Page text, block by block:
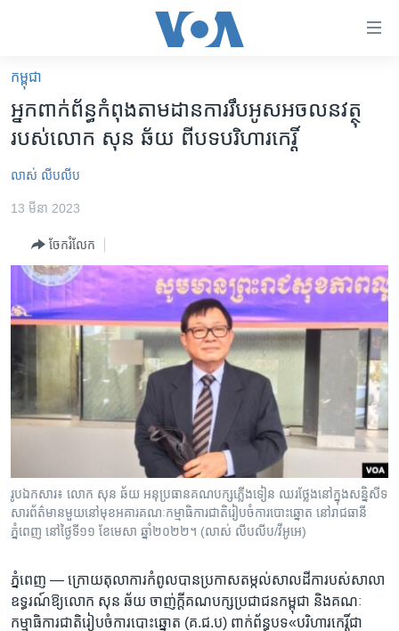
គេហទំព័រ​
ទាក់ទង
រំលង​
និង​
ទំព័រ​
និង​
រចនា
សម្ព័ន្ធ​
ទៅ​
កាន់​
ស្វែង​
កម្ពុជា
អន្តរជាតិ
កម្ពុជាច្នៃប្រតិដ្ឋ
ព្រឹត្តិការណ៍ព័ត៌មាន
ទូរទស្សន៍ / វីដេអូ​
វិទ្យុ / ផតខាសថ៍
កម្មវិធីទាំងអស់
Khmer English
បណ្តាញ​សង្គម
កម្ពុជា
អ្នកពាក់ព័ន្ធ​កំពុង​តាមដាន​​​​ការរឹបអូស​អចលនវត្ថុ​
របស់​លោក សុន ឆ័យ ពី​បទ​បរិហារកេរ្តិ៍
លាស់ លីបលីប
13 មីនា 2023
ចែករំលែក
រូបឯកសារ៖ លោក សុន ឆ័យ អនុប្រធានគណបក្សភ្លើងទៀន ឈរថ្លែងនៅ​ក្នុង​សន្និសីទ
សារព័ត៌មានមួយ​នៅមុខអគារគណៈកម្មាធិការជាតិ​រៀបចំការបោះឆ្នោត នៅរាជធានី
ភ្នំពេញ នៅថ្ងៃទី១១ ខែមេសា ឆ្នាំ២០២២។ (លាស់ លីបលីប/វីអូអេ)
ភ្នំពេញ — ក្រោយតុលាការ​កំពូល​បាន​ប្រកាស​តម្កល់សាល​ដីកា​របស់​សាលា​
ឧទ្ធរណ៍ឱ្យ​លោក សុន ឆ័យ ​ចាញ់​ក្តីគណ​បក្ស​ប្រជា​ជន​កម្ពុជា​ និង​គណៈ​
កម្មាធិការជាតិរៀប​ចំ​ការ​បោះ​ឆ្នោត (គ.ជ.ប) ពាក់ព័ន្ធ​បទ​«បរិហារ​កេរ្តិ៍​ជា​